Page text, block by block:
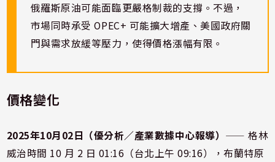
俄羅斯原油可能面臨更嚴格制裁的支撐。不過，
市場同時承受 OPEC+ 可能擴大增產、美國政府關
門與需求放緩等壓力，使得價格漲幅有限。
價格變化
2025年10月02日（優分析／產業數據中心報導） ⸺ 格林
威治時間 10 月 2 日 01:16（台北上午 09:16），布蘭特原